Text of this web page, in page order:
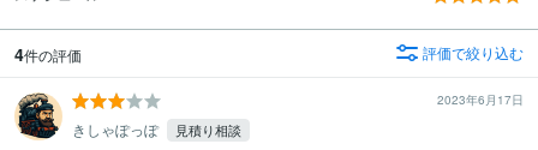
4件の評価 評価で絞り込む
2023年6月17日
きしゃぽっぽ 見積り相談